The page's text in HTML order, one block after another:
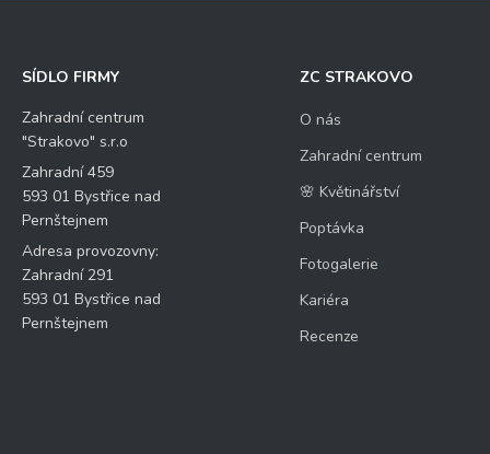
SÍDLO FIRMY
Zahradní centrum
"Strakovo" s.r.o
Zahradní 459
593 01 Bystřice nad
Pernštejnem
Adresa provozovny:
Zahradní 291
593 01 Bystřice nad
Pernštejnem
ZC STRAKOVO
O nás
Zahradní centrum
🌸 Květinářství
Poptávka
Fotogalerie
Kariéra
Recenze